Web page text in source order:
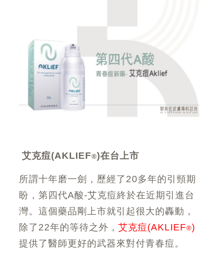
艾克痘(AKLIEF®)在台上市
所謂十年磨一劍，歷經了20多年的引頸期
盼，第四代A酸-艾克痘終於在近期引進台
灣。這個藥品剛上市就引起很大的轟動，
除了22年的等待之外， 艾克痘(AKLIEF®)
提供了醫師更好的武器來對付青春痘。